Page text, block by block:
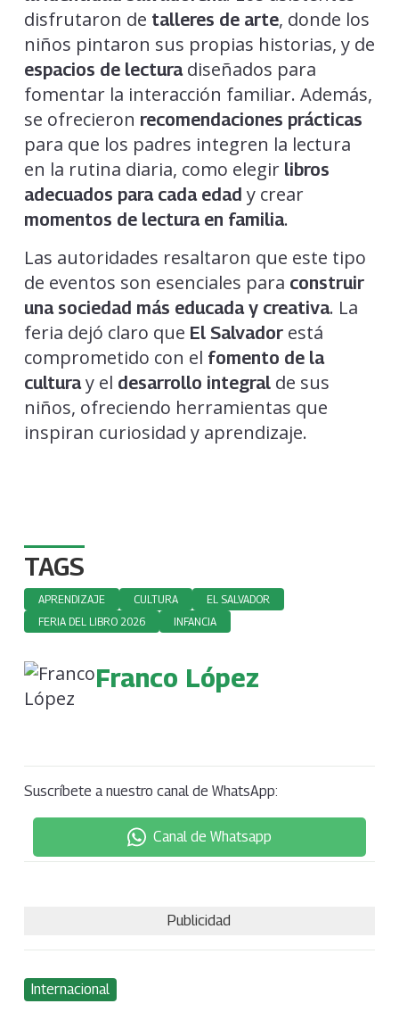
disfrutaron de talleres de arte, donde los
niños pintaron sus propias historias, y de
espacios de lecturadiseñados para
fomentar la interacción familiar. Además,
se ofrecieron recomendaciones prácticas
para que los padres integren la lectura
en la rutina diaria, como elegir libros
adecuados para cada edad y crear
momentos de lectura en familia.
Las autoridades resaltaron que este tipo
de eventos son esenciales para construir
una sociedad más educada y creativa. La
feria dejó claro que El Salvadorestá
comprometido con el fomento de la
culturay el desarrollo integralde sus
niños, ofreciendo herramientas que
inspiran curiosidad y aprendizaje.
TAGS
APRENDIZAJE CULTURA
EL SALVADOR
FERIA DEL LIBRO 2026
INFANCIA
Franco López
Suscríbete a nuestro canal de WhatsApp:
Canal de Whatsapp
Publicidad
Internacional